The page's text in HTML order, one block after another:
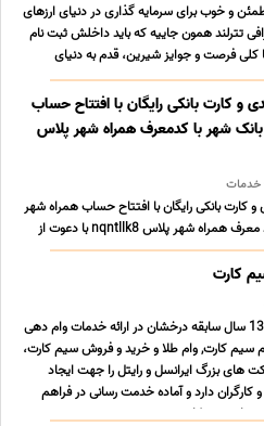
و خوب برای سرمایه گذاری در دنیای ارزهای
تترلند همون جاییه که باید داخلش ثبت نام
کلی فرصت و جوایز شیرین، قدم به دنیای
جدیدی از سرمایه گذاری بزاری. چرا صرافی تترلند؟ 1. هدیه ویژه ثبت
دعوت صرافی ت ... ...
و کارت بانکی رایگان با افتتاح حساب
شهر با کدمعرف همراه شهر پلاس
خدمات
و کارت بانکی رایگان با افتتاح حساب همراه شهر
پلاس بانک شهر با کد معرف همراه شهر پلاس nqntllk8 با دعوت از
دوستانتان به همراه شهر پلاس بانک شهر 7 میلیون ریال هدیه بگیرید!
داشته باشید؟ با استفاده از اپلیکیشن همراه
... ...
کارت
ماهان وام با بیش از 13 سال سابقه درخشان در ارائه خدمات وام دهی
سیم کارت, وام طلا و خرید و فروش سیم کارت،
های بزرگ ایرانسل و رایتل را جهت ایجاد
کارگران دارد و آماده خدمت رسانی در فراهم
وام سیم کارت, ... ...